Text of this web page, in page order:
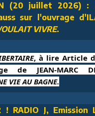
(20 juillet 2026)
sur l'ouvrage
VIVRE.
, à lire Article
de JEAN-MARC
VIE AU BAGNE.
! RADIO J, Emission